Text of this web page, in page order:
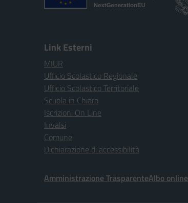
Link Esterni
MIUR
Ufficio Scolastico Regionale
Ufficio Scolastico Territoriale
Scuola in Chiaro
Iscrizioni On Line
Invalsi
Comune
Dichiarazione di accessibilità
Amministrazione TrasparenteAlbo online